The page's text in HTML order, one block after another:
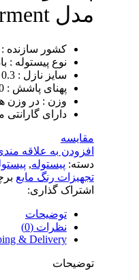
مدل R-3 Repairment
کشور سازنده :
نوع پیستوله :
سایز نازل : 0.3 تا 1.0 میلی متر
پهنای پاشش : 50 تا 100 میلی متر
وزن : در وزن های
دارای گارانتی
مقایسه
افزودن به علاقه
دسته: پیستوله,
تجهیزات رنگ مایع
اشتراک گذاری:
توضیحات
نظرات (0)
& Delivery
توضیحات